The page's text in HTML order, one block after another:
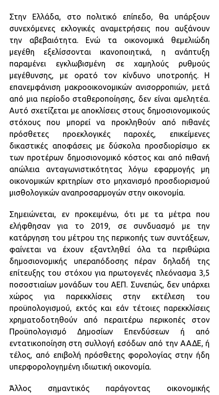
Στην Ελλάδα, στο πολιτικό επίπεδο, θα υπάρξουν
συνεχόμενες εκλογικές αναμετρήσεις που αυξάνουν
την αβεβαιότητα. Ενώ τα οικονομικά θεμελιώδη
μεγέθη εξελίσσονται ικανοποιητικά, η ανάπτυξη
παραμένει εγκλωβισμένη σε χαμηλούς ρυθμούς
μεγέθυνσης, με ορατό τον κίνδυνο υποτροπής. Η
επανεμφάνιση μακροοικονομικών ανισορροπιών, μετά
από μια περίοδο σταθεροποίησης, δεν είναι αμελητέα.
Αυτό σχετίζεται με αποκλίσεις στους δημοσιονομικούς
στόχους που μπορεί να προκληθούν από πιθανές
πρόσθετες προεκλογικές παροχές, επικείμενες
δικαστικές αποφάσεις με δύσκολα προσδιορίσιμο εκ
των προτέρων δημοσιονομικό κόστος και από πιθανή
απώλεια ανταγωνιστικότητας λόγω εφαρμογής μη
οικονομικών κριτηρίων στο μηχανισμό προσδιορισμού
μισθολογικών αναπροσαρμογών στην οικονομία.
Σημειώνεται, εν προκειμένω, ότι με τα μέτρα που
ελήφθησαν για το 2019, σε συνδυασμό με την
κατάργηση του μέτρου της περικοπής των συντάξεων,
φαίνεται να έχουν εξαντληθεί όλα τα περιθώρια
δημοσιονομικής υπεραπόδοσης πέραν δηλαδή της
επίτευξης του στόχου για πρωτογενές πλεόνασμα 3,5
ποσοστιαίων μονάδων του ΑΕΠ. Συνεπώς, δεν υπάρχει
χώρος για παρεκκλίσεις στην εκτέλεση του
προϋπολογισμού, εκτός και εάν τέτοιες παρεκκλίσεις
χρηματοδοτηθούν από περαιτέρω περικοπές στον
Προϋπολογισμό Δημοσίων Επενδύσεων ή από
εντατικοποίηση στη συλλογή εσόδων από την ΑΑΔΕ, ή
τέλος, από επιβολή πρόσθετης φορολογίας στην ήδη
υπερφορολογημένη ιδιωτική οικονομία.
Άλλος σημαντικός παράγοντας οικονομικής